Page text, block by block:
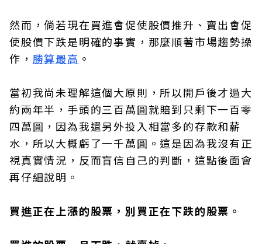
然而，倘若現在買進會促使股價推升、賣出會促
使股價下跌是明確的事實，那麼順著市場趨勢操
作， 勝算最高 。
當初我尚未理解這個大原則，所以開戶後才過大
約兩年半，手頭的三百萬圓就賠到只剩下一百零
四萬圓，因為我還另外投入相當多的存款和薪
水，所以大概虧了一千萬圓。這是因為我沒有正
視真實情況，反而盲信自己的判斷，這點後面會
再仔細說明。
買進正在上漲的股票，別買正在下跌的股票。